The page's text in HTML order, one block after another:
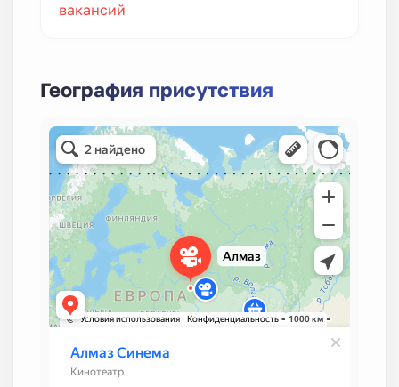
вакансий
География присутствия